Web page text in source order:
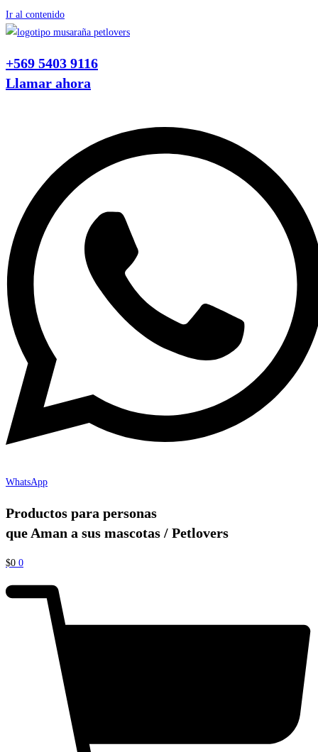
Ir al contenido
+569 5403 9116
Llamar ahora
WhatsApp
Productos para personas
que Aman a sus mascotas / Petlovers
$0 0